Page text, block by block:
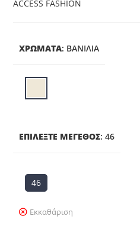
ACCESS FASHION
ΧΡΩΜΑΤΑ: ΒΑΝΊΛΙΑ
ΕΠΙΛΈΞΤΕ ΜΈΓΕΘΟΣ: 46
46
Εκκαθάριση